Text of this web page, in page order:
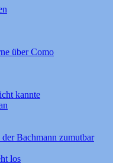
über Como
kannte
Bachmann zumutbar
los